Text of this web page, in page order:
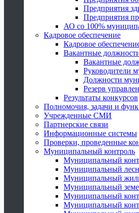
Предприятия
Предприятия
АО со 100%
Кадровое обеспечение
Кадровое
Вакантные
Вакантные
Руководители
Должности
Резерв
Результаты конкурсов
Полномочия, задачи и
Учрежденные СМИ
Партнерские связи
Информационные системы
Проверки, проведенные
Муниципальный контроль
Муниципальный
Муниципальный
Муниципальный
Муниципальный
Муниципальный
Муниципальный